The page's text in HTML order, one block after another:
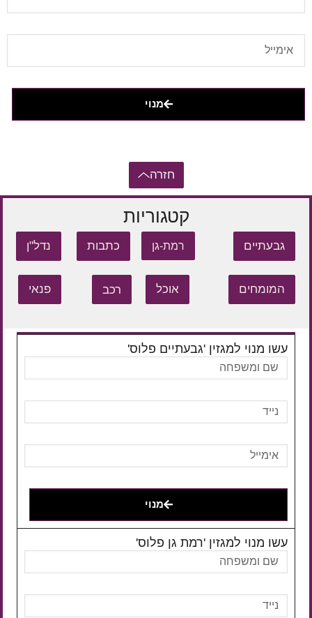
מנוי
חזרה
קטגוריות
גבעתיים רמת-גן כתבות נדל"ן
המומחים אוכל רכב פנאי
עשו מנוי למגזין 'גבעתיים פלוס'
מנוי
עשו מנוי למגזין 'רמת גן פלוס'